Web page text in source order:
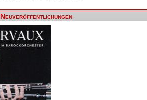
Neuveröffentlichungen